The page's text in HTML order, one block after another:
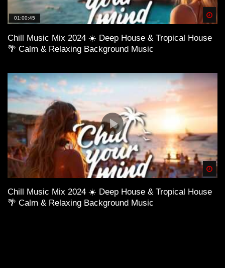
01:00:45
Chill Music Mix 2024 ☀️ Deep House & Tropical House
🌴 Calm & Relaxing Background Music
Chill Music Mix 2024 ☀️ Deep House & Tropical House
🌴 Calm & Relaxing Background Music